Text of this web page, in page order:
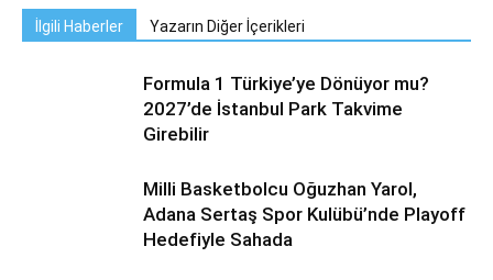
İlgili Haberler Yazarın Diğer İçerikleri
Formula 1 Türkiye’ye Dönüyor mu?
2027’de İstanbul Park Takvime
Girebilir
Milli Basketbolcu Oğuzhan Yarol,
Adana Sertaş Spor Kulübü’nde Playoff
Hedefiyle Sahada